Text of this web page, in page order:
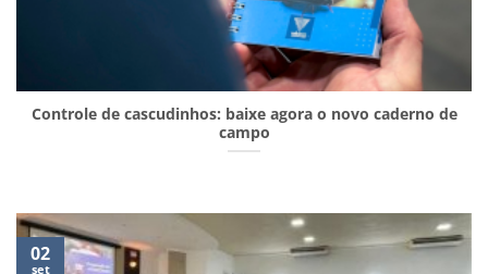
Controle de cascudinhos: baixe agora o novo caderno de
campo
02
set